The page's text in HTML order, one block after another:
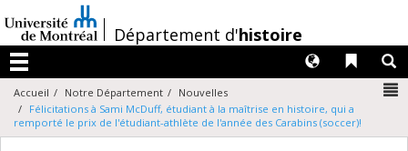
au
contenu
/Département d'histoire
Menu
Liens
Langues
Accueil Notre Département
Nouvelles
Félicitations à Sami McDuff, étudiant à la maîtrise en histoire, qui a
remporté le prix de l'étudiant-athlète de l'année des Carabins (soccer)!